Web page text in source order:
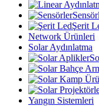
Şerit
Network Ürünleri
Solar Aydınlatma
Yangın Sistemleri